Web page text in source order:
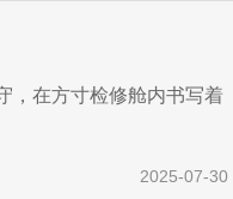
，在方寸检修舱内书写着
2025-07-30